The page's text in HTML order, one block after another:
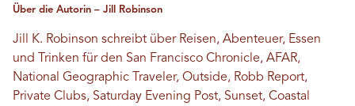
Über die Autorin – Jill Robinson
Jill K. Robinson schreibt über Reisen, Abenteuer, Essen
und Trinken für den San Francisco Chronicle, AFAR,
National Geographic Traveler, Outside, Robb Report,
Private Clubs, Saturday Evening Post, Sunset, Coastal